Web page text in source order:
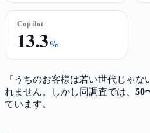
Copilot
13.3%
「うちのお客様は若い世代じゃ
れません。しかし同調査では、 50
ています。